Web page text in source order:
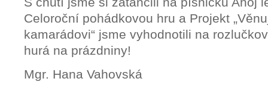
Celoroční pohádkovou hru a Projekt
kamarádovi“ jsme vyhodnotili na
hurá na prázdniny!
Mgr. Hana Vahovská